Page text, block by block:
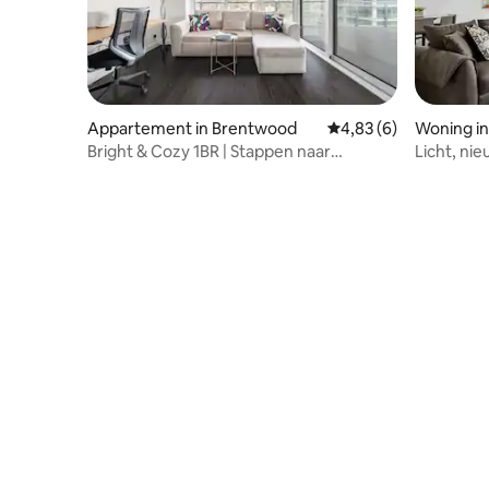
Appartement in Brentwood Gemiddelde
4,83 (6)
Bright & Cozy 1BR | Stappen naar
Woning
Licht,